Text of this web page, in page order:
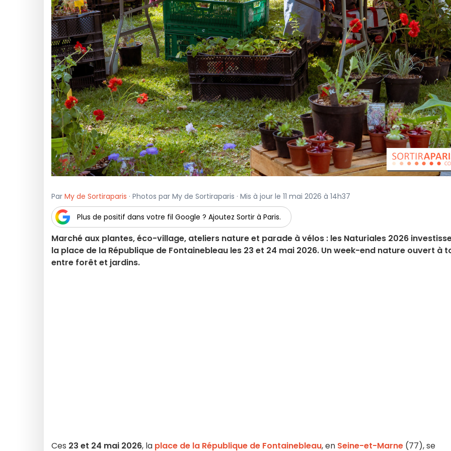
Par My de Sortiraparis · Photos par My de Sortiraparis · Mis à jour le 11 mai 2026 à 14h37
Plus de positif dans votre fil Google ? Ajoutez Sortir à Paris.
Marché aux plantes, éco-village, ateliers nature et parade à vélos : les Naturiales 2026
la place de la République de Fontainebleau les 23 et 24 mai 2026. Un week-end nature ouvert à
entre forêt et jardins.
Ces 23 et 24 mai 2026, la place de la République de Fontainebleau, en Seine-et-Marne (77), se